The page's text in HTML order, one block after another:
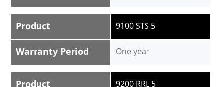
Product
Warranty Period
9100 STS 5
One year
Product 9200 RRL 5